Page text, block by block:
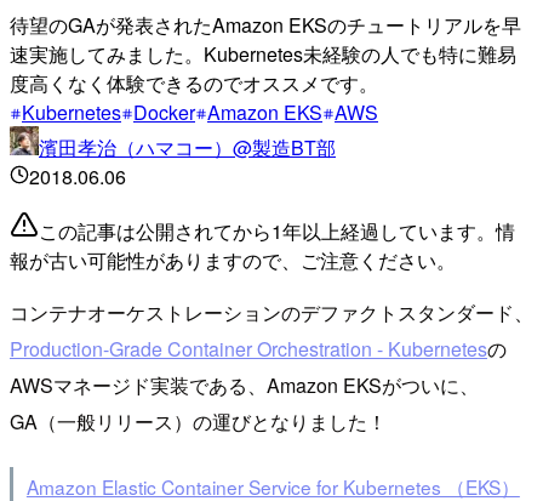
待望のGAが発表されたAmazon EKSのチュートリアルを早
速実施してみました。Kubernetes未経験の人でも特に難易
度高くなく体験できるのでオススメです。
Kubernetes Docker Amazon EKS AWS
濱田孝治（ハマコー）@製造BT部
2018.06.06
この記事は公開されてから1年以上経過しています。情
報が古い可能性がありますので、ご注意ください。
コンテナオーケストレーションのデファクトスタンダード、
Production-Grade Container Orchestration - Kubernetesの
AWSマネージド実装である、Amazon EKSがついに、
GA（一般リリース）の運びとなりました！
Amazon Elastic Container Service for Kubernetes （EKS）